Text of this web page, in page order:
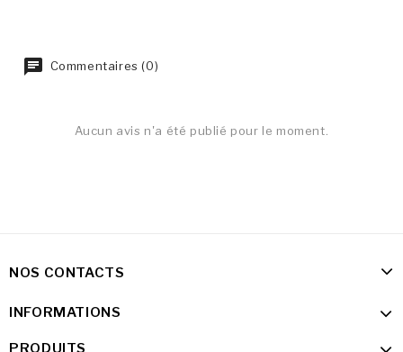
Commentaires (0)
Aucun avis n'a été publié pour le moment.
NOS CONTACTS
INFORMATIONS
PRODUITS